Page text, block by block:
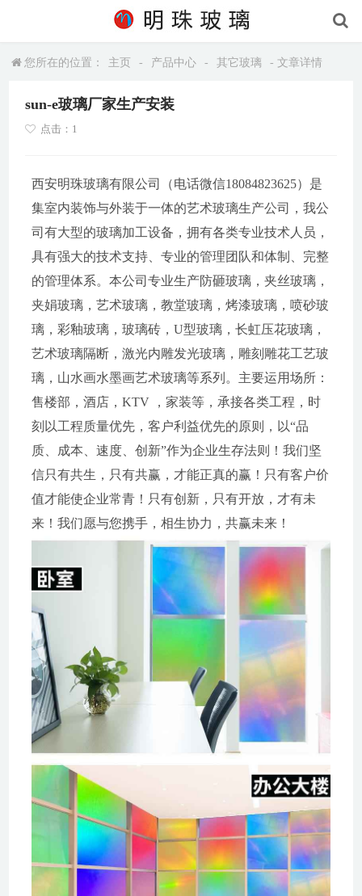
您所在的位置： 主页 - 产品中心 - 其它玻璃 - 文章详情
sun-e玻璃厂家生产安装
点击：1
西安明珠玻璃有限公司（电话微信18084823625）是
集室内装饰与外装于一体的艺术玻璃生产公司，我公
司有大型的玻璃加工设备，拥有各类专业技术人员，
具有强大的技术支持、专业的管理团队和体制、完整
的管理体系。本公司专业生产防砸玻璃，夹丝玻璃，
夹娟玻璃，艺术玻璃，教堂玻璃，烤漆玻璃，喷砂玻
璃，彩釉玻璃，玻璃砖，U型玻璃，长虹压花玻璃，
艺术玻璃隔断，激光内雕发光玻璃，雕刻雕花工艺玻
璃，山水画水墨画艺术玻璃等系列。主要运用场所：
售楼部，酒店，KTV ，家装等，承接各类工程，时
刻以工程质量优先，客户利益优先的原则，以“品
质、成本、速度、创新”作为企业生存法则！我们坚
信只有共生，只有共赢，才能正真的赢！只有客户价
值才能使企业常青！只有创新，只有开放，才有未
来！我们愿与您携手，相生协力，共赢未来！